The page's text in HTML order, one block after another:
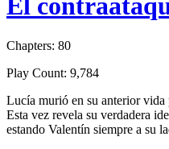
El
Chapters: 80
Play Count: 9,784
Lucía murió en su anterior
Esta vez revela su verdadera
estando Valentín siempre a su